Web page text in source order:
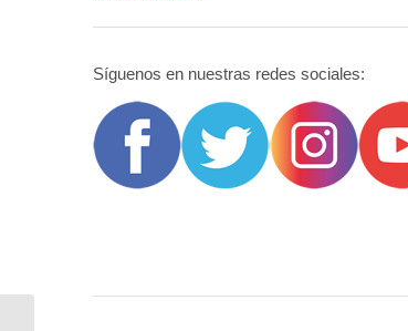
Síguenos en nuestras redes sociales: